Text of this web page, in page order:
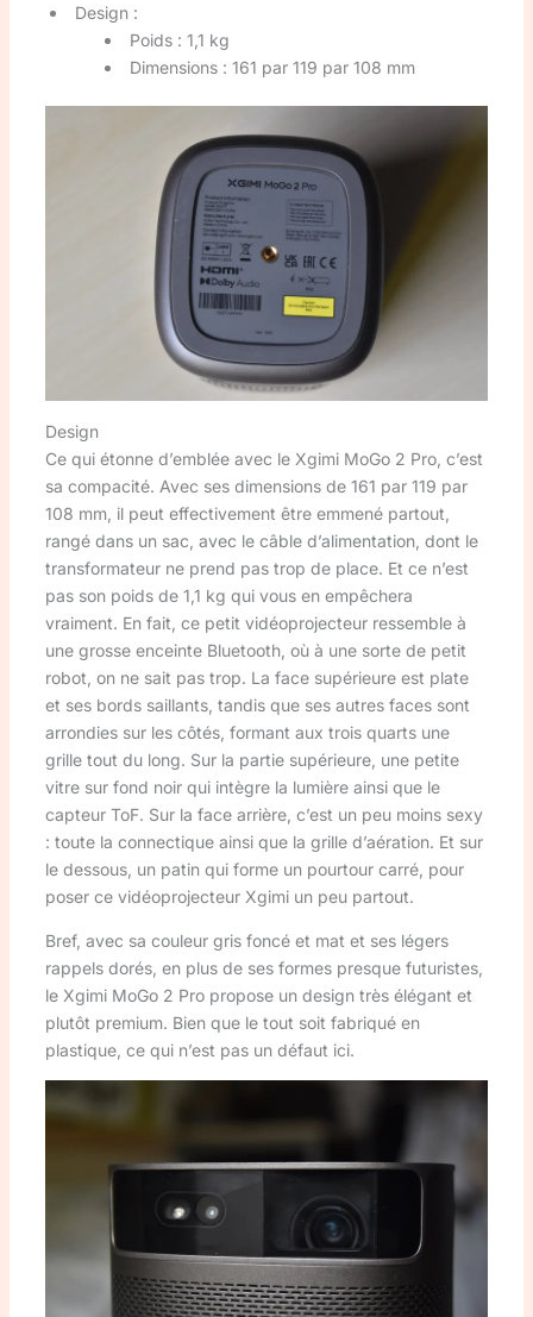
Design :
Poids : 1,1 kg
Dimensions : 161 par 119 par 108 mm
Design
Ce qui étonne d’emblée avec le Xgimi MoGo 2 Pro, c’est
sa compacité. Avec ses dimensions de 161 par 119 par
108 mm, il peut effectivement être emmené partout,
rangé dans un sac, avec le câble d’alimentation, dont le
transformateur ne prend pas trop de place. Et ce n’est
pas son poids de 1,1 kg qui vous en empêchera
vraiment. En fait, ce petit vidéoprojecteur ressemble à
une grosse enceinte Bluetooth, où à une sorte de petit
robot, on ne sait pas trop. La face supérieure est plate
et ses bords saillants, tandis que ses autres faces sont
arrondies sur les côtés, formant aux trois quarts une
grille tout du long. Sur la partie supérieure, une petite
vitre sur fond noir qui intègre la lumière ainsi que le
capteur ToF. Sur la face arrière, c’est un peu moins sexy
: toute la connectique ainsi que la grille d’aération. Et sur
le dessous, un patin qui forme un pourtour carré, pour
poser ce vidéoprojecteur Xgimi un peu partout.
Bref, avec sa couleur gris foncé et mat et ses légers
rappels dorés, en plus de ses formes presque futuristes,
le Xgimi MoGo 2 Pro propose un design très élégant et
plutôt premium. Bien que le tout soit fabriqué en
plastique, ce qui n’est pas un défaut ici.